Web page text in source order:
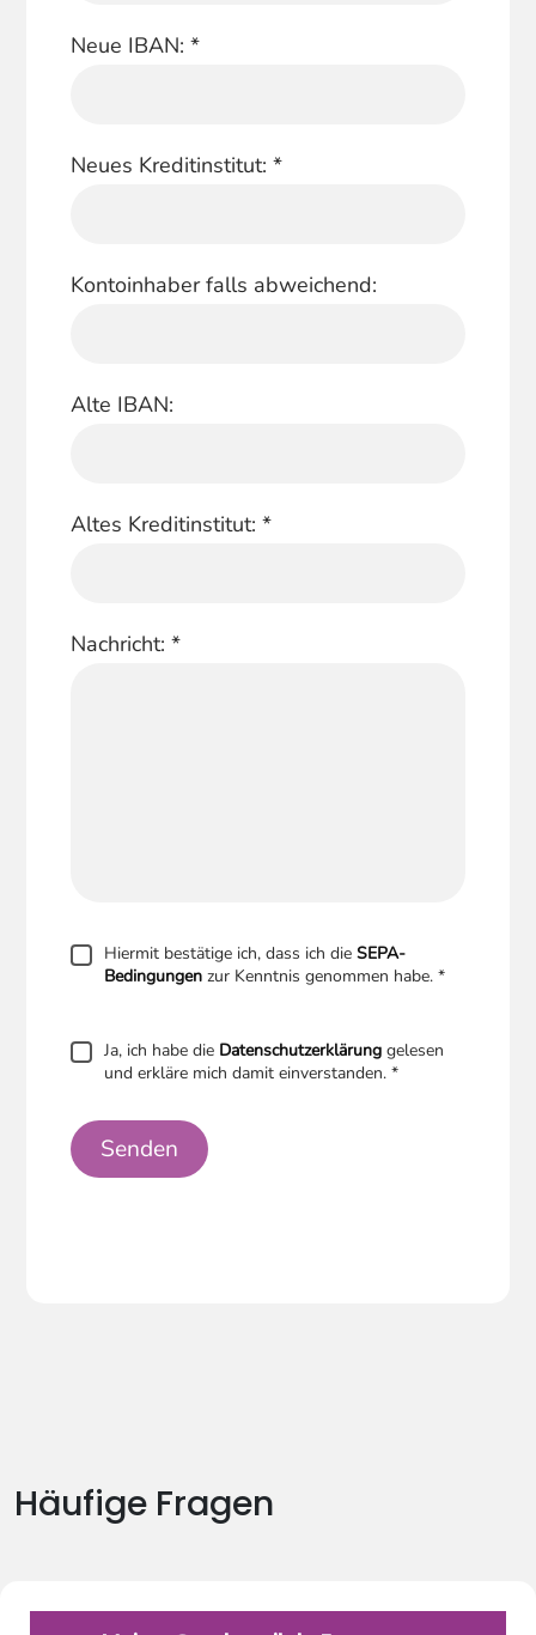
Neue IBAN:*
Neues Kreditinstitut:*
Kontoinhaber falls abweichend:
Alte IBAN:
Altes Kreditinstitut:*
Nachricht:*
Hiermit bestätige ich, dass ich dieSEPA-
Bedingungen zur Kenntnis genommen habe.*
Ja, ich habe die Datenschutzerklärung gelesen
und erkläre mich damit einverstanden.*
Senden
Häufige Fragen